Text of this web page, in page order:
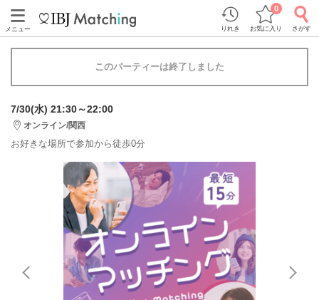
メニュー りれき お気に入り
0
さがす
このパーティーは終了しました
7/30(水) 21:30～22:00
オンライン/関西
お好きな場所で参加から徒歩0分